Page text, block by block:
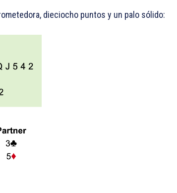
dieciocho puntos y un palo sólido: